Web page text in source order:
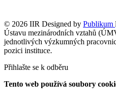
© 2026 IIR Designed by Publikum
Ústavu mezinárodních vztahů
jednotlivých výzkumných
pozici instituce.
Přihlašte se k odběru
Tento web používá soubory